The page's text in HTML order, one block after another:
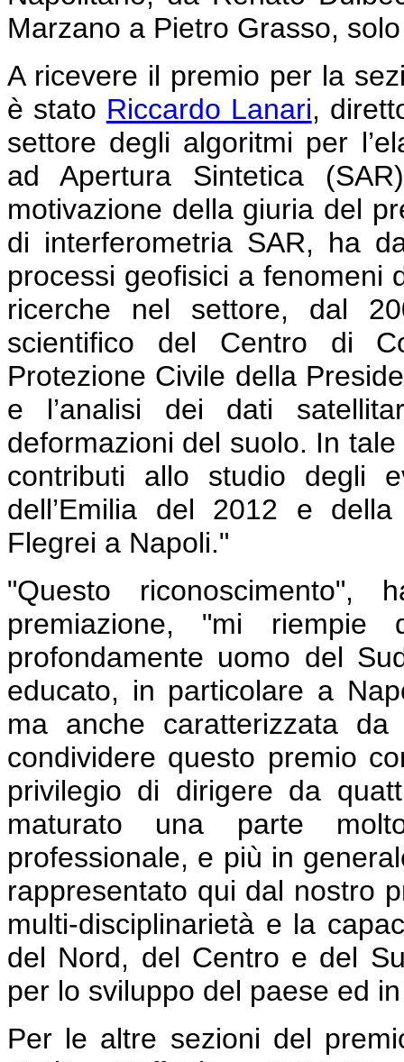
Marzano a Pietro Grasso,
A ricevere il premio per la
è stato Riccardo Lanari,
settore degli algoritmi per
ad Apertura Sintetica
motivazione della giuria del
di interferometria SAR, ha
processi geofisici a fenomeni
ricerche nel settore, dal
scientifico del Centro di
Protezione Civile della
e l’analisi dei dati
deformazioni del suolo. In
contributi allo studio degli
dell’Emilia del 2012 e
Flegrei a Napoli."
"Questo
premiazione, "mi
profondamente uomo del
educato, in particolare a
ma anche caratterizzata
condividere questo premio
privilegio di dirigere da
maturato una parte
professionale, e più in
rappresentato qui dal nostro
multi-disciplinarietà e la
del Nord, del Centro e del
per lo sviluppo del paese ed
Per le altre sezioni del